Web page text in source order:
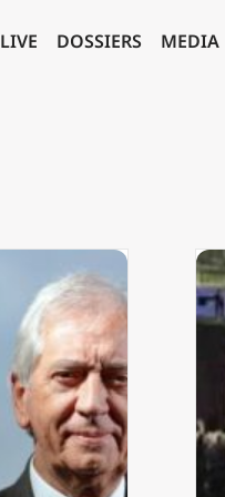
LIVE DOSSIERS MEDIA